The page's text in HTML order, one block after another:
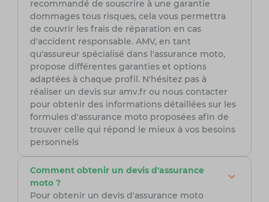
recommandé de souscrire à une garantie
dommages tous risques, cela vous permettra
de couvrir les frais de réparation en cas
d'accident responsable. AMV, en tant
qu'assureur spécialisé dans l'assurance moto,
propose différentes garanties et options
adaptées à chaque profil. N'hésitez pas à
réaliser un devis sur amv.fr ou nous contacter
pour obtenir des informations détaillées sur les
formules d'assurance moto proposées afin de
trouver celle qui répond le mieux à vos besoins
personnels
Comment obtenir un devis d'assurance
moto ?
Pour obtenir un devis d'assurance moto